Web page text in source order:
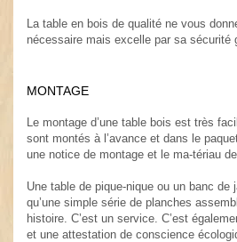
La table en bois de qualité ne vous
nécessaire mais excelle par sa sécurité
MONTAGE
Le montage d’une table bois est très
sont montés à l’avance et dans le
une notice de montage et le ma-tériau
Une table de pique-nique ou un banc de
qu’une simple série de planches
histoire. C’est un service. C’est
et une attestation de conscience